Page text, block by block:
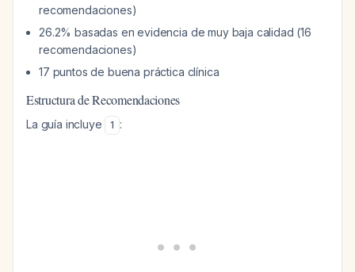
recomendaciones)
26.2% basadas en evidencia de muy baja calidad (16
recomendaciones)
17 puntos de buena práctica clínica
Estructura de Recomendaciones
La guía incluye 1 :